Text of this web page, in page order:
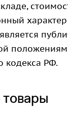
кодекса РФ.